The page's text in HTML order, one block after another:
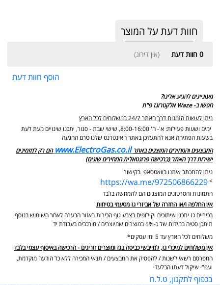
חוות דעת על המוצר
0 חוות דעת (אין דירוג)
הוסף חוות דעת
מעוניינים להגיע אלינו?
חפשו ב- Waze אלקטרוגז פ"ת
ניתן לעשות הזמנות דרך האתר 24/7 במשלוחים לכל הארץ
ימים ושעות פעילות: א'- ה' 8:00-16:00, שישי שבת - סגור,
יתכנו שינויים מעת לעת
בשעות הפתיחה אנא להתעדכן באתר האינטרנט שלנו טרם ההגעה
המבצעים והמחירים המוצגים באתר www.ElectroGas.co.il הם רק למזמינים
ישירות דרך האתר (ברכישה פרונטאלית המחירים שונים)
ניתן להתכתב איתנו בוואטסאפ בקישור
>
https://wa.me/972506866229
התמונות והסרטונים המוצגים הם להמחשה בלבד
אין החלפה ו/או החזרה של אביזרי גז מטעמי בטיחות
בכיריים גז יתכנו שיתוכים וקילופים בצבע גוף הכירות באזור הבערה לאחר השימוש בנוסף
תיתכן סטיה במידות של כ-5% במוצרים שמיוצרים / מורכבים בעבודת יד
משלוחים לכל הארץ עד 5 ימי עסקים*
אין משלוחים למיכלי גז, למייבשי כביסה בגז ומוצרים חריגים - הרכישה באיסוף עצמי בלבד
המפרסם רשאי לשנות / להפסיק את המבצעים / תנאי המכירה ללא כל הודעה מוקדמת,
ועפ"י שיקול דעתו הבלעדי
בכפוף לתקנון, ט.ל.ח